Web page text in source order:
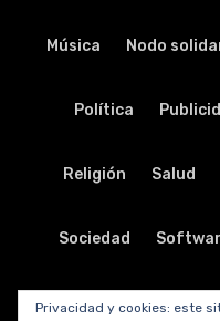
Música Nodo
Política
Religión Salud
Sociedad
Tabletas
Privacidad y cookies: este